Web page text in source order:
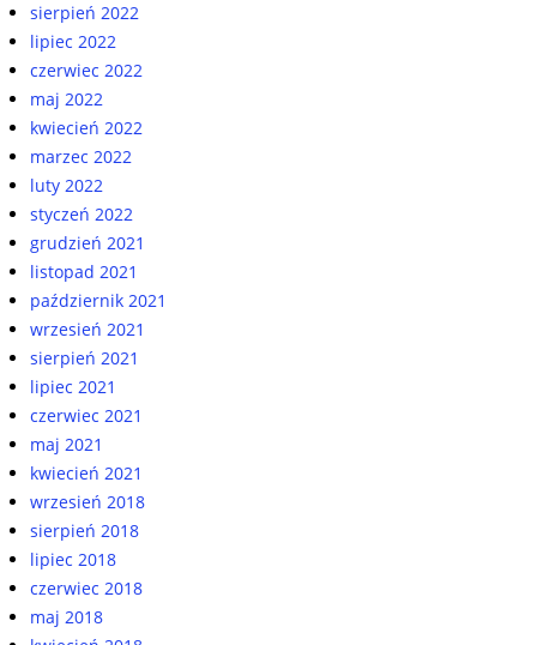
sierpień 2022
lipiec 2022
czerwiec 2022
maj 2022
kwiecień 2022
marzec 2022
luty 2022
styczeń 2022
grudzień 2021
listopad 2021
październik 2021
wrzesień 2021
sierpień 2021
lipiec 2021
czerwiec 2021
maj 2021
kwiecień 2021
wrzesień 2018
sierpień 2018
lipiec 2018
czerwiec 2018
maj 2018